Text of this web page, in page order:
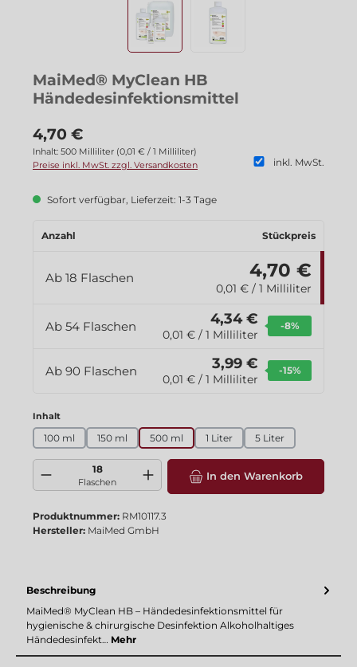
MaiMed® MyClean HB
Händedesinfektionsmittel
4,70 €
Inhalt: 500 Milliliter (0,01 € / 1 Milliliter)
inkl. MwSt.
Preise inkl. MwSt. zzgl. Versandkosten
Sofort verfügbar, Lieferzeit: 1-3 Tage
Anzahl Stückpreis
Ab 18 Flaschen 4,70 €
0,01 € / 1 Milliliter
Ab 54 Flaschen 4,34 €
0,01 € / 1 Milliliter
-8%
Ab 90 Flaschen 3,99 €
0,01 € / 1 Milliliter
-15%
Inhaltauswählen
100 ml 150 ml 500 ml 1 Liter 5 Liter
Produkt Anzahl: Gib den gewünschten Wert ein oder benutze die
Flaschen
In den Warenkorb
Produktnummer: RM10117.3
Hersteller: MaiMed GmbH
Beschreibung
MaiMed® MyClean HB – Händedesinfektionsmittel für
hygienische & chirurgische Desinfektion Alkoholhaltiges
Händedesinfekt… Mehr